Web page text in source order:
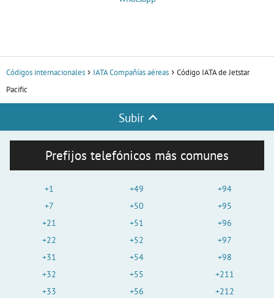
Códigos internacionales IATA Compañías aéreas
Código IATA de Jetstar
Pacific
Subir
Prefijos telefónicos más comunes
+1
+7
+21
+22
+31
+32
+33
+49
+50
+51
+52
+54
+55
+56
+94
+95
+96
+97
+98
+211
+212